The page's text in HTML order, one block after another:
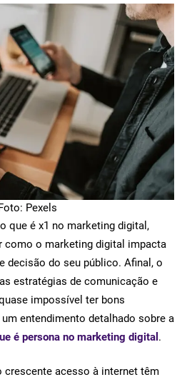
Pexels
que é x1 no marketing digital,
como o marketing digital impacta
decisão do seu público. Afinal, o
estratégias de comunicação e
impossível ter bons
entendimento detalhado sobre a
é persona no marketing digital .
crescente acesso à internet têm